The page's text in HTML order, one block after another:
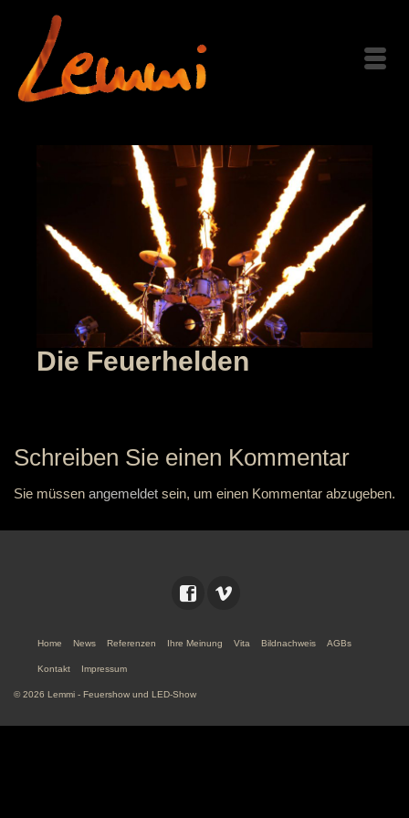
Die Feuerhelden
Schreiben Sie einen Kommentar
Sie müssen angemeldet sein, um einen Kommentar abzugeben.
Home News Referenzen Ihre Meinung Vita Bildnachweis AGBs
Kontakt Impressum
© 2026 Lemmi - Feuershow und LED-Show